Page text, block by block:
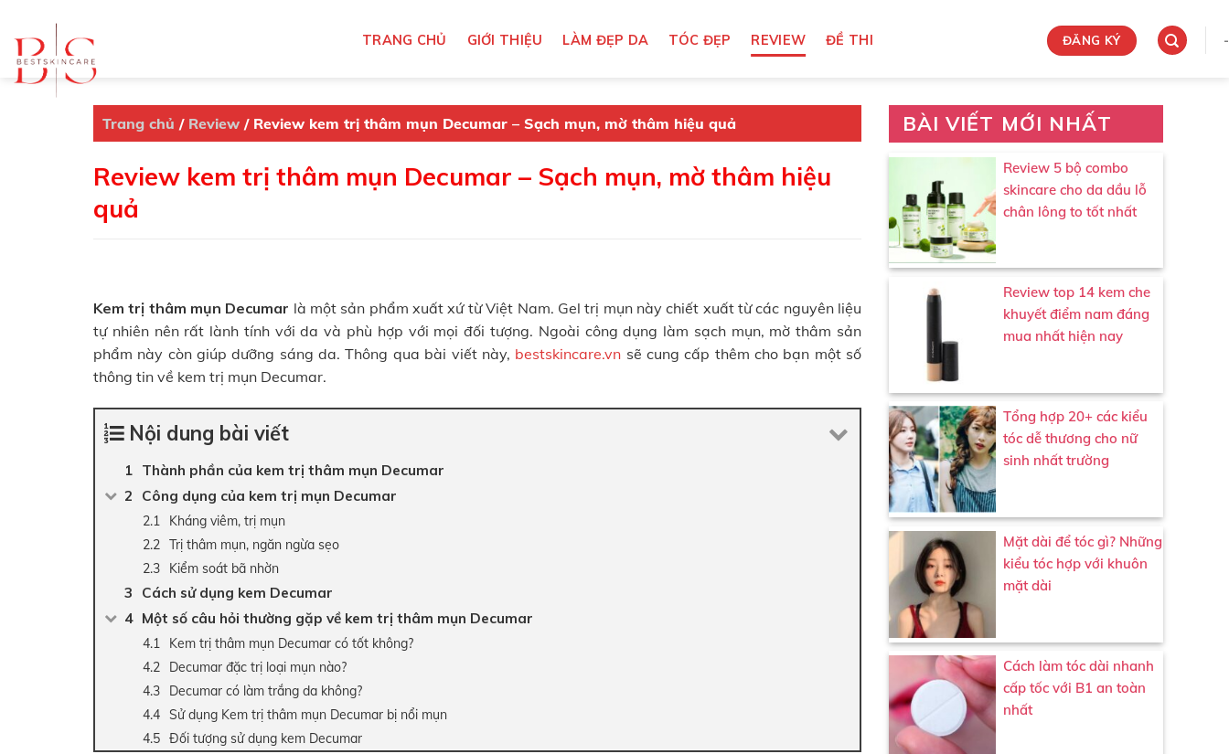
content
TRANG CHỦ GIỚI THIỆU LÀM ĐẸP DA TÓC ĐẸP REVIEW ĐỀ THI ĐĂNG KÝ -
Trang chủ / Review / Review kem trị thâm mụn Decumar – Sạch mụn, mờ thâm hiệu quả
Review kem trị thâm mụn Decumar – Sạch mụn, mờ thâm hiệu
quả
Kem trị thâm mụn Decumar là một sản phẩm xuất xứ từ Việt Nam. Gel trị mụn này chiết xuất từ các nguyên liệu
tự nhiên nên rất lành tính với da và phù hợp với mọi đối tượng. Ngoài công dụng làm sạch mụn, mờ thâm sản
phẩm này còn giúp dưỡng sáng da. Thông qua bài viết này, bestskincare.vn sẽ cung cấp thêm cho bạn một số
thông tin về kem trị mụn Decumar.
Nội dung bài viết
Thành phần của kem trị thâm mụn Decumar
Công dụng của kem trị mụn Decumar
Kháng viêm, trị mụn
Trị thâm mụn, ngăn ngừa sẹo
Kiểm soát bã nhờn
Cách sử dụng kem Decumar
Một số câu hỏi thường gặp về kem trị thâm mụn Decumar
Kem trị thâm mụn Decumar có tốt không?
Decumar đặc trị loại mụn nào?
Decumar có làm trắng da không?
Sử dụng Kem trị thâm mụn Decumar bị nổi mụn
Đối tượng sử dụng kem Decumar
BÀI VIẾT MỚI NHẤT
Review 5 bộ combo
skincare cho da dầu lỗ
chân lông to tốt nhất
Review top 14 kem che
khuyết điểm nam đáng
mua nhất hiện nay
Tổng hợp 20+ các kiểu
tóc dễ thương cho nữ
sinh nhất trường
Mặt dài để tóc gì? Những
kiểu tóc hợp với khuôn
mặt dài
Cách làm tóc dài nhanh
cấp tốc với B1 an toàn
nhất